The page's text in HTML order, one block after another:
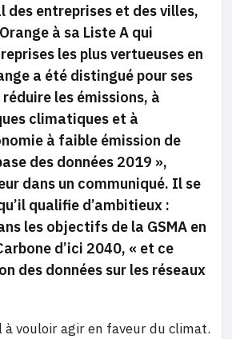
des entreprises et des villes,
à sa Liste A qui
les plus vertueuses en
a été distingué pour ses
les émissions, à
climatiques et à
à faible émission de
des données 2019 »,
dans un communiqué. Il se
qualifie d’ambitieux :
les objectifs de la GSMA en
d’ici 2040, « et ce
des données sur les réseaux
à vouloir agir en faveur du climat.